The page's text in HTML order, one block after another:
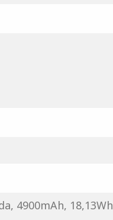
4900mAh, 18,13Wh